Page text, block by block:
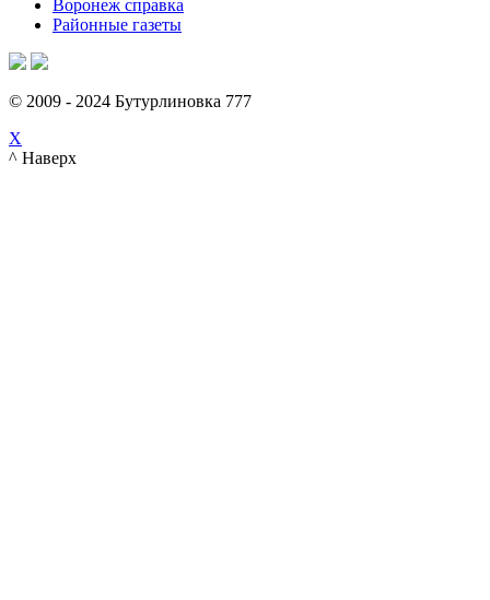
Воронеж справка
Районные газеты
© 2009 - 2024 Бутурлиновка 777
X
^ Наверх